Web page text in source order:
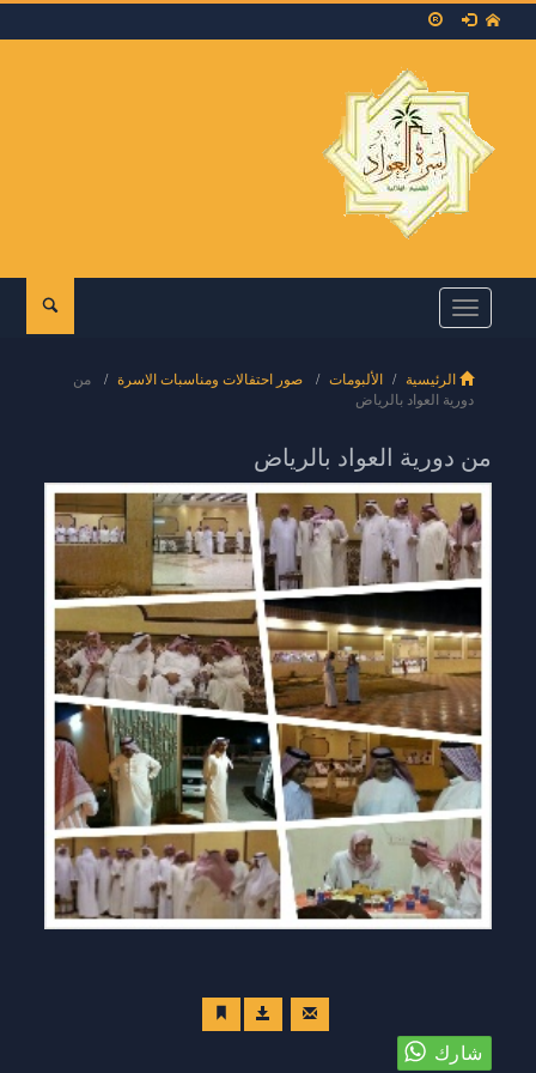
Toggle
navigation
الرئيسية الألبومات صور احتفالات ومناسبات الاسرة
من
دورية العواد بالرياض
من دورية العواد بالرياض